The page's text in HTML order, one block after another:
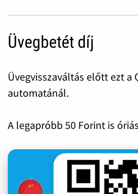
Üvegbetét díj
Üvegvisszaváltás előtt ezt a
automatánál.
A legapróbb 50 Forint is